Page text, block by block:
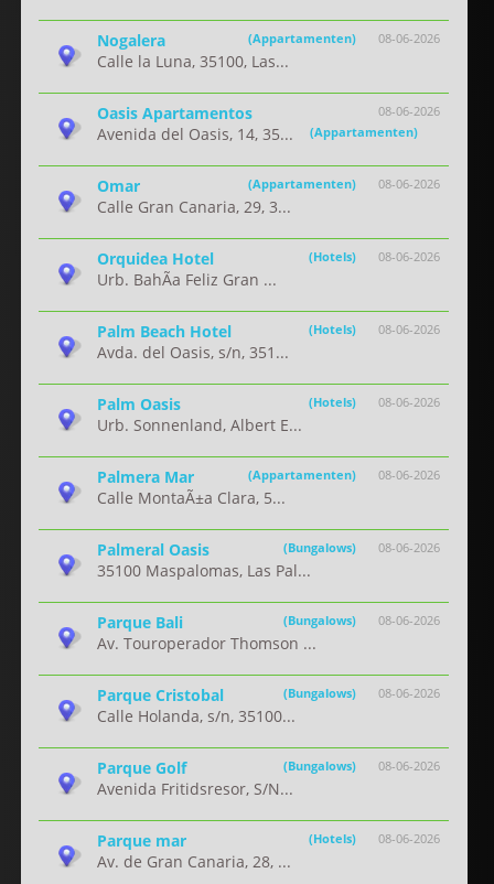
08-06-2026
Nogalera (Appartamenten)
Calle la Luna, 35100, Las...
08-06-2026
Oasis Apartamentos
(Appartamenten)
Avenida del Oasis, 14, 35...
08-06-2026
Omar (Appartamenten)
Calle Gran Canaria, 29, 3...
08-06-2026
Orquidea Hotel (Hotels)
Urb. BahÃ­a Feliz Gran ...
08-06-2026
Palm Beach Hotel (Hotels)
Avda. del Oasis, s/n, 351...
08-06-2026
Palm Oasis (Hotels)
Urb. Sonnenland, Albert E...
08-06-2026
Palmera Mar (Appartamenten)
Calle MontaÃ±a Clara, 5...
08-06-2026
Palmeral Oasis (Bungalows)
35100 Maspalomas, Las Pal...
08-06-2026
Parque Bali (Bungalows)
Av. Touroperador Thomson ...
08-06-2026
Parque Cristobal (Bungalows)
Calle Holanda, s/n, 35100...
08-06-2026
Parque Golf (Bungalows)
Avenida Fritidsresor, S/N...
08-06-2026
Parque mar (Hotels)
Av. de Gran Canaria, 28, ...